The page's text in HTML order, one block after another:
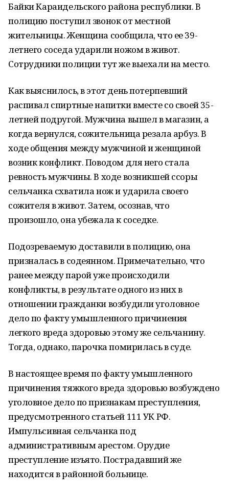
Байки Караидельского района республики. В
полицию поступил звонок от местной
жительницы. Женщина сообщила, что ее 39-
летнего соседа ударили ножом в живот.
Сотрудники полиции тут же выехали на место.
Как выяснилось, в этот день потерпевший
распивал спиртные напитки вместе со своей 35-
летней подругой. Мужчина вышел в магазин, а
когда вернулся, сожительница резала арбуз. В
ходе общения между мужчиной и женщиной
возник конфликт. Поводом для него стала
ревность мужчины. В ходе возникшей ссоры
сельчанка схватила нож и ударила своего
сожителя в живот. Затем, осознав, что
произошло, она убежала к соседке.
Подозреваемую доставили в полицию, она
призналась в содеянном. Примечательно, что
ранее между парой уже происходили
конфликты, в результате одного из них в
отношении гражданки возбудили уголовное
дело по факту умышленного причинения
легкого вреда здоровью этому же сельчанину.
Тогда, однако, парочка помирилась в суде.
В настоящее время по факту умышленного
причинения тяжкого вреда здоровью возбуждено
уголовное дело по признакам преступления,
предусмотренного статьей 111 УК РФ.
Импульсивная сельчанка под
административным арестом. Орудие
преступление изъято. Пострадавший же
находится в районной больнице.